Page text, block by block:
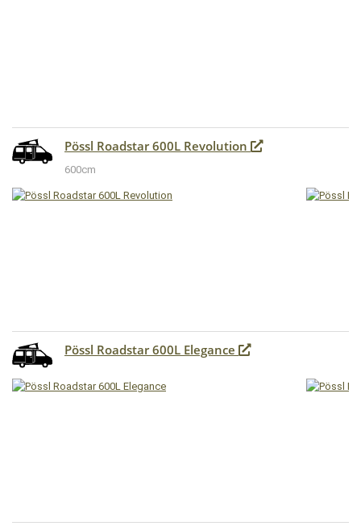
Pössl Roadstar 600L Revolution
600cm
Pössl Roadstar 600L Elegance